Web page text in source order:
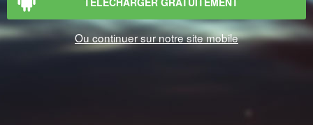
Ou continuer sur notre site mobile